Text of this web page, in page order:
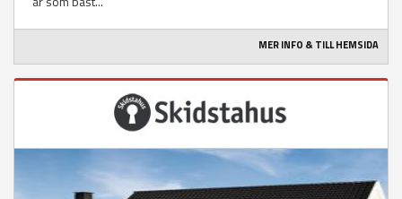
MER INFO & TILL HEMSIDA